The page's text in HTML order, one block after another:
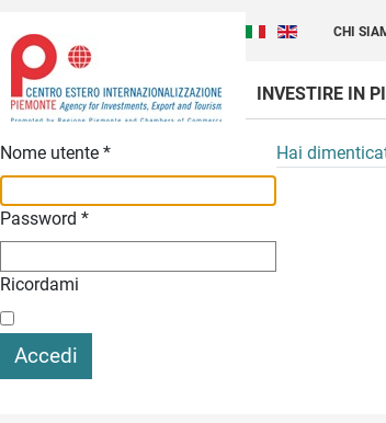
Italiano (Italia)
English
CHI
INVESTIRE IN
Nome utente *
Password *
Ricordami
Accedi
Hai